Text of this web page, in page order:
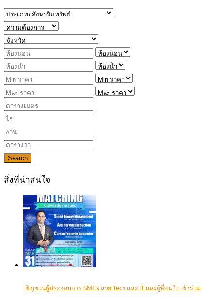
Search
สิ่งที่น่าสนใจ
เชิญชวนผู้ประกอบการ SMEs สาย Tech และ IT และผู้ที่สนใจ เข้าร่วม